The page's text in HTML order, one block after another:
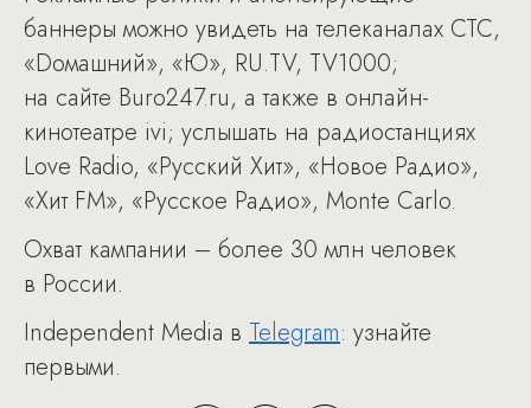
баннеры можно увидеть на телеканалах СТС,
«Dомашний», «Ю», RU.TV, TV1000;
на сайте Buro247.ru, а также в онлайн-
кинотеатре ivi; услышать на радиостанциях
Love Radio, «Русский Хит», «Новое Радио»,
«Хит FM», «Русское Радио», Monte Carlo.
Охват кампании – более 30 млн человек
в России.
Independent Media в Telegram: узнайте
первыми.​